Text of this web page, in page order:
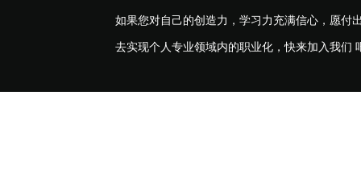
如果您对自己的创造力，学习力充满信心，愿付
去实现个人专业领域内的职业化，快来加入我们